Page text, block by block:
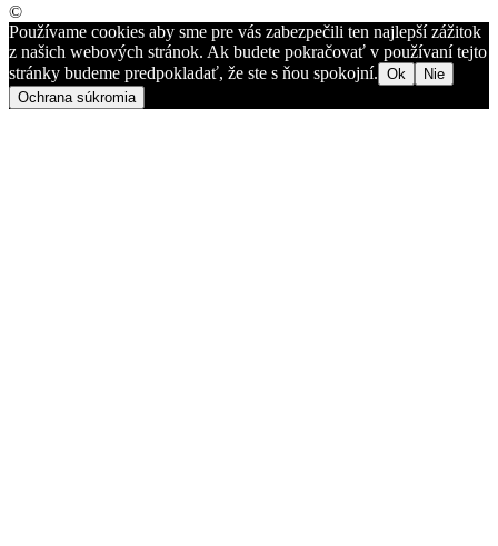
©
Používame cookies aby sme pre vás zabezpečili ten najlepší zážitok
z našich webových stránok. Ak budete pokračovať v používaní tejto
stránky budeme predpokladať, že ste s ňou spokojní. Ok
Nie
Ochrana súkromia